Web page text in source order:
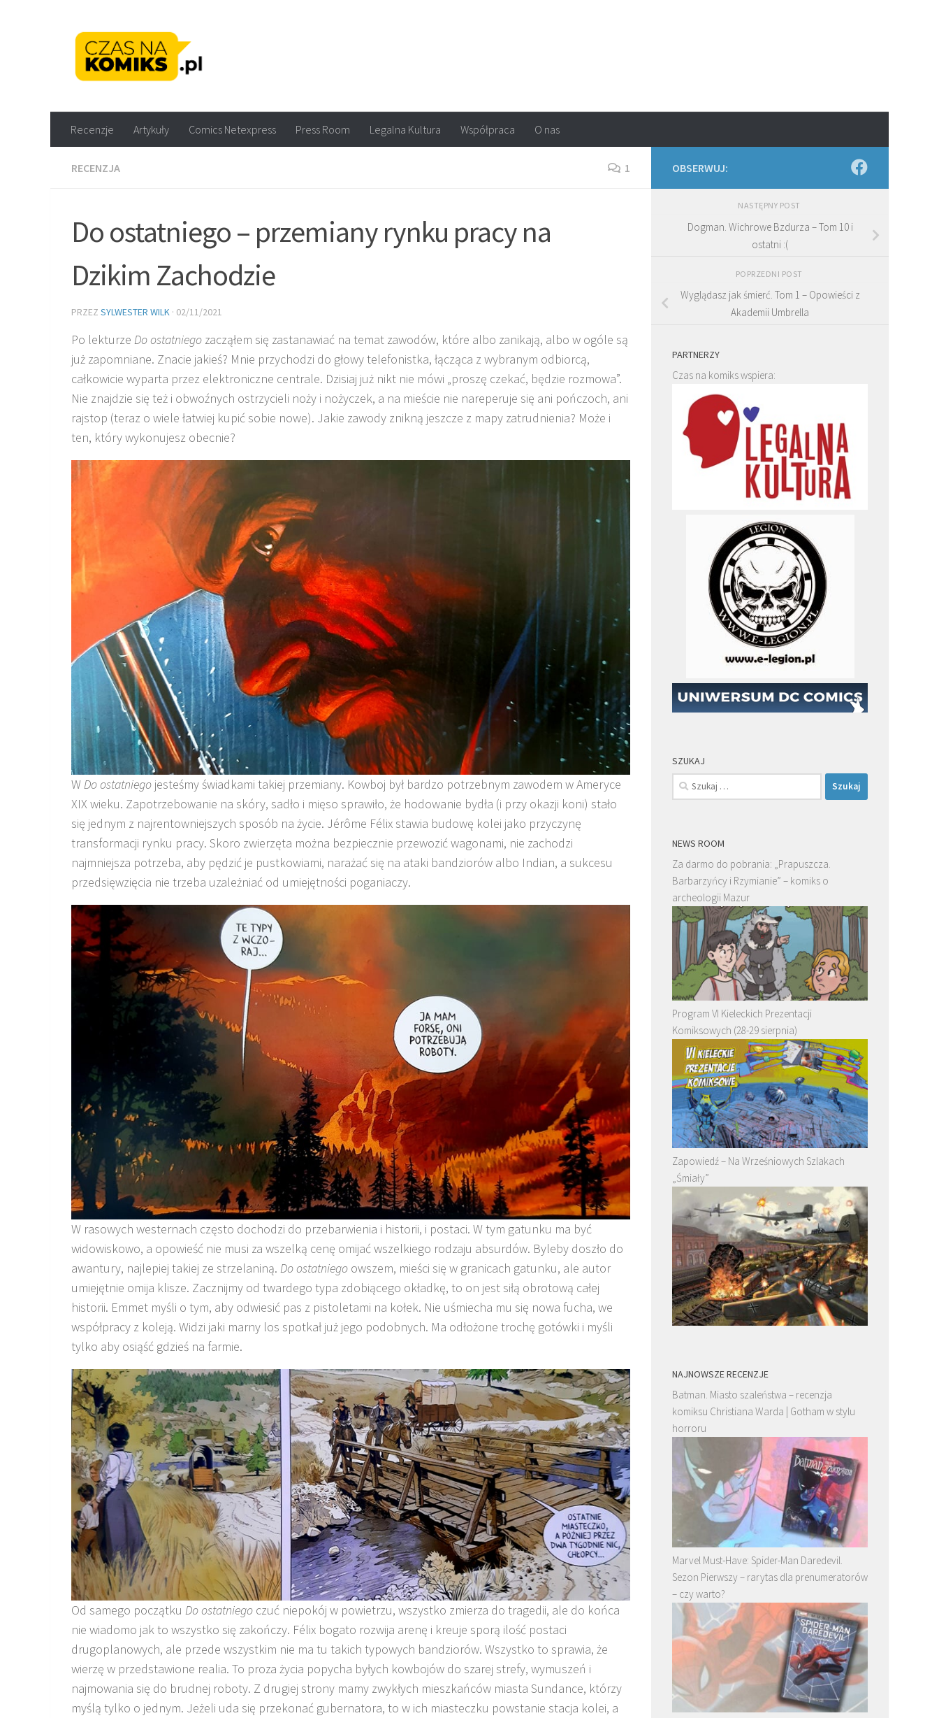
Recenzje Artykuły Comics Netexpress Press Room Legalna Kultura Współpraca O nas
RECENZJA 1
Do ostatniego – przemiany rynku pracy na
Dzikim Zachodzie
PRZEZ SYLWESTER WILK · 02/11/2021
Po lekturze Do ostatniego zacząłem się zastanawiać na temat zawodów, które albo zanikają, albo w ogóle są
już zapomniane. Znacie jakieś? Mnie przychodzi do głowy telefonistka, łącząca z wybranym odbiorcą,
całkowicie wyparta przez elektroniczne centrale. Dzisiaj już nikt nie mówi „proszę czekać, będzie rozmowa”.
Nie znajdzie się też i obwoźnych ostrzycieli noży i nożyczek, a na mieście nie nareperuje się ani pończoch, ani
rajstop (teraz o wiele łatwiej kupić sobie nowe). Jakie zawody znikną jeszcze z mapy zatrudnienia? Może i
ten, który wykonujesz obecnie?
WDo ostatniego jesteśmy świadkami takiej przemiany. Kowboj był bardzo potrzebnym zawodem w Ameryce
XIX wieku. Zapotrzebowanie na skóry, sadło i mięso sprawiło, że hodowanie bydła (i przy okazji koni) stało
się jednym z najrentowniejszych sposób na życie. Jérôme Félix stawia budowę kolei jako przyczynę
transformacji rynku pracy. Skoro zwierzęta można bezpiecznie przewozić wagonami, nie zachodzi
najmniejsza potrzeba, aby pędzić je pustkowiami, narażać się na ataki bandziorów albo Indian, a sukcesu
przedsięwzięcia nie trzeba uzależniać od umiejętności poganiaczy.
W rasowych westernach często dochodzi do przebarwienia i historii, i postaci. W tym gatunku ma być
widowiskowo, a opowieść nie musi za wszelką cenę omijać wszelkiego rodzaju absurdów. Byleby doszło do
awantury, najlepiej takiej ze strzelaniną. Do ostatniego owszem, mieści się w granicach gatunku, ale autor
umiejętnie omija klisze. Zacznijmy od twardego typa zdobiącego okładkę, to on jest siłą obrotową całej
historii. Emmet myśli o tym, aby odwiesić pas z pistoletami na kołek. Nie uśmiecha mu się nowa fucha, we
współpracy z koleją. Widzi jaki marny los spotkał już jego podobnych. Ma odłożone trochę gotówki i myśli
tylko aby osiąść gdzieś na farmie.
Od samego początku Do ostatniego czuć niepokój w powietrzu, wszystko zmierza do tragedii, ale do końca
nie wiadomo jak to wszystko się zakończy. Félix bogato rozwija arenę i kreuje sporą ilość postaci
drugoplanowych, ale przede wszystkim nie ma tu takich typowych bandziorów. Wszystko to sprawia, że
wierzę w przedstawione realia. To proza życia popycha byłych kowbojów do szarej strefy, wymuszeń i
najmowania się do brudnej roboty. Z drugiej strony mamy zwykłych mieszkańców miasta Sundance, którzy
myślą tylko o jednym. Jeżeli uda się przekonać gubernatora, to w ich miasteczku powstanie stacja kolei, a
OBSERWUJ:
NASTĘPNY POST
Dogman. Wichrowe Bzdurza – Tom 10 i
ostatni :(
POPRZEDNI POST
Wyglądasz jak śmierć. Tom 1 – Opowieści z
Akademii Umbrella
PARTNERZY
Czas na komiks wspiera:
SZUKAJ
Szukaj:
NEWS ROOM
Za darmo do pobrania: „Prapuszcza.
Barbarzyńcy i Rzymianie” – komiks o
archeologii Mazur
Program VI Kieleckich Prezentacji
Komiksowych (28-29 sierpnia)
Zapowiedź – Na Wrześniowych Szlakach
„Śmiały”
NAJNOWSZE RECENZJE
Batman. Miasto szaleństwa – recenzja
komiksu Christiana Warda | Gotham w stylu
horroru
Marvel Must-Have: Spider-Man Daredevil.
Sezon Pierwszy – rarytas dla prenumeratorów
– czy warto?